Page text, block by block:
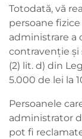
Totodată, vă
persoane
administrare a
contravenție și
(2) lit. d) din
5.000 de lei la
Persoanele
administrator
pot fi